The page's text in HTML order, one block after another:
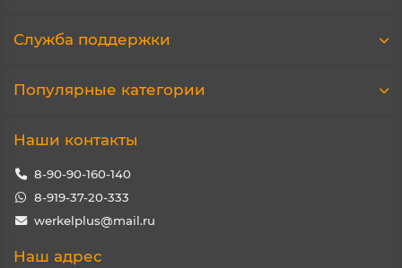
Служба поддержки
Популярные категории
Наши контакты
8-90-90-160-140
8-919-37-20-333
werkelplus@mail.ru
Наш адрес